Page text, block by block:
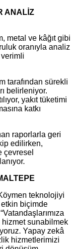
ANALİZ
metal ve kâğıt gibi
oranıyla analiz
tarafından sürekli
belirleniyor.
yakıt tüketimi
katkı
raporlarla geri
edilirken,
çevresel
teknolojiyi
biçimde
hizmet sunabilmek
Yapay zekâ
hizmetlerimizi